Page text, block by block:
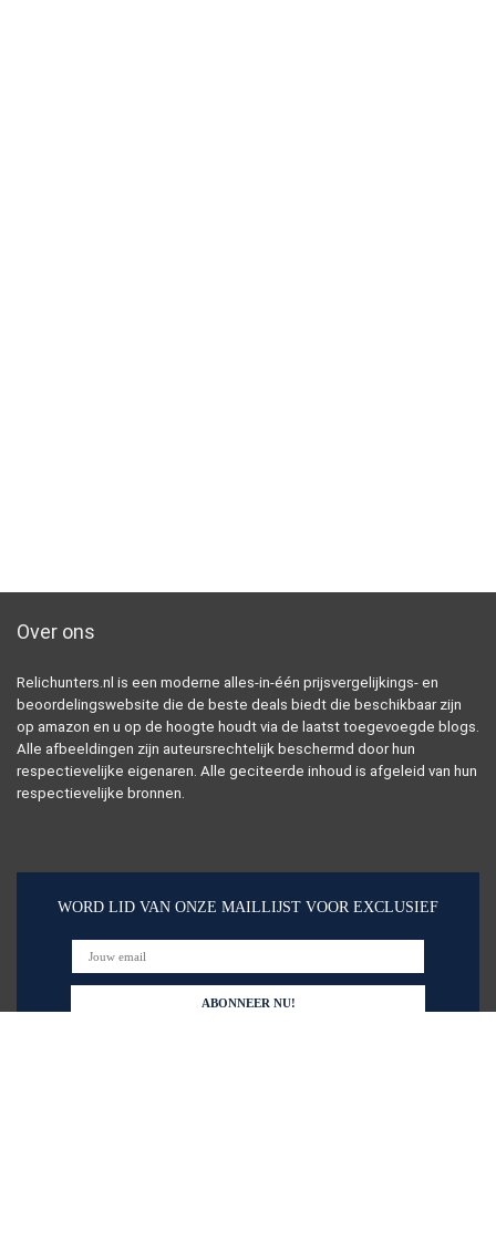
Over ons
Relichunters.nl is een moderne alles-in-één prijsvergelijkings- en
beoordelingswebsite die de beste deals biedt die beschikbaar zijn
op amazon en u op de hoogte houdt via de laatst toegevoegde blogs.
Alle afbeeldingen zijn auteursrechtelijk beschermd door hun
respectievelijke eigenaren. Alle geciteerde inhoud is afgeleid van hun
respectievelijke bronnen.
WORD LID VAN ONZE MAILLIJST VOOR EXCLUSIEF